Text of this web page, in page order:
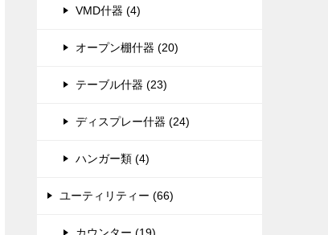
VMD什器 (4)
オープン棚什器 (20)
テーブル什器 (23)
ディスプレー什器 (24)
ハンガー類 (4)
ユーティリティー (66)